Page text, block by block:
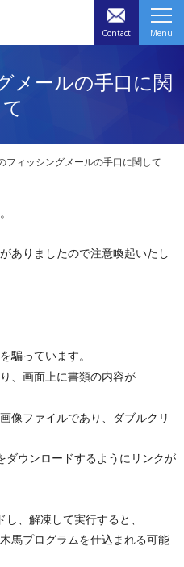
Contact Menu
メールの手口に関
フィッシングメールの手口に関して
ありましたので注意喚起いたし
騙っています。
、画面上に書類の内容が
像ファイルであり、ダブルクリ
ダウンロードするようにリンクが
、解凍して実行すると、
馬プログラムを仕込まれる可能